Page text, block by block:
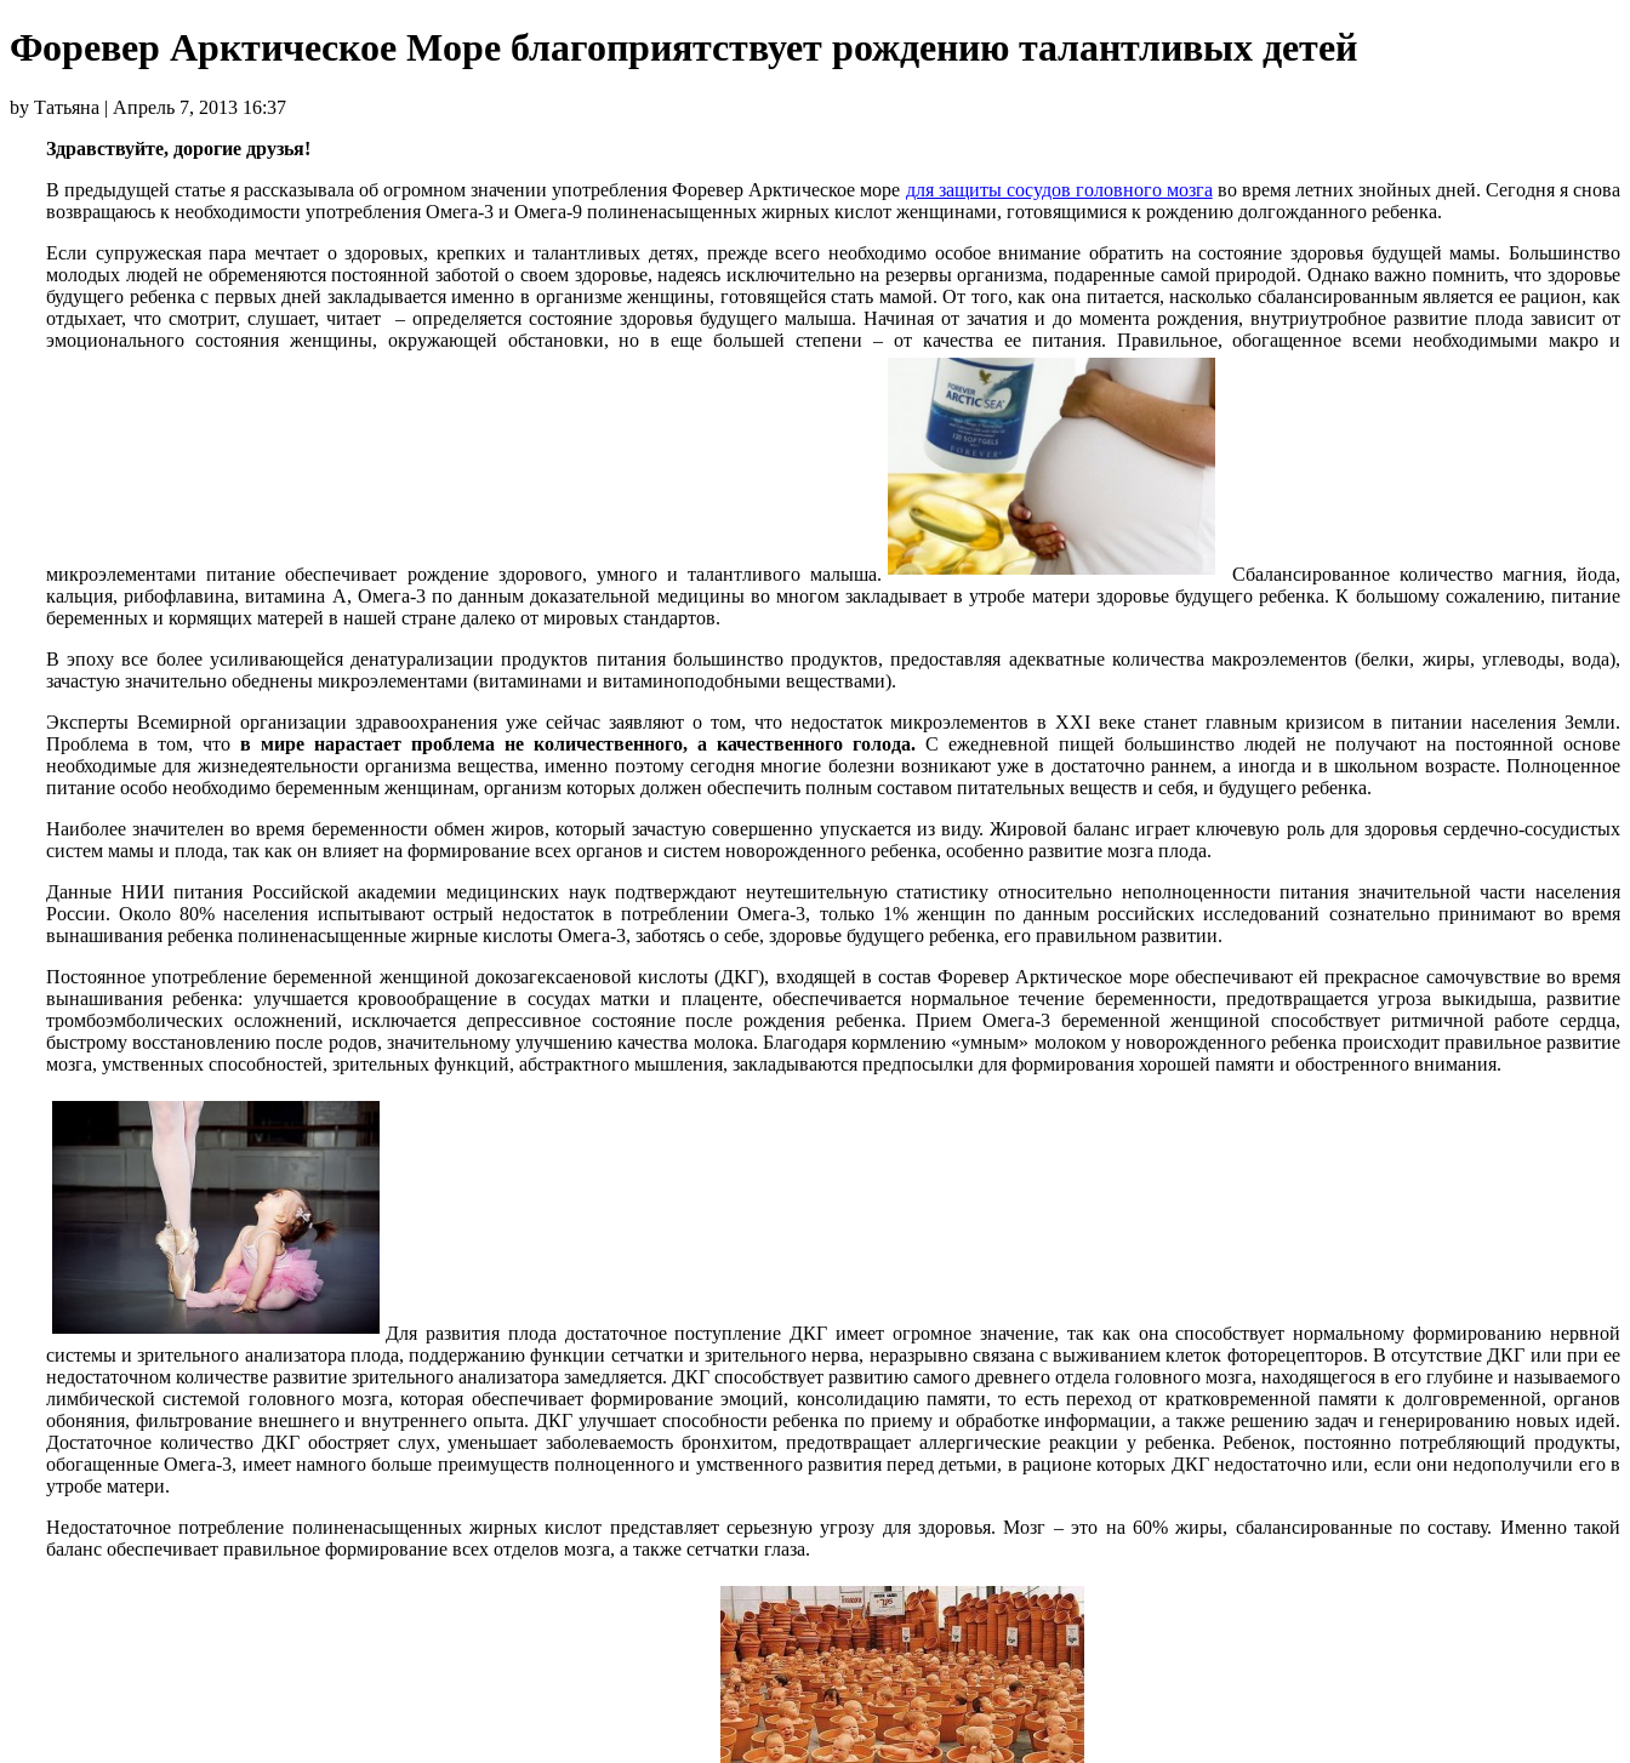
Форевер Арктическое Море благоприятствует рождению талантливых детей
by Татьяна | Апрель 7, 2013 16:37
Здравствуйте, дорогие друзья!
В предыдущей статье я рассказывала об огромном значении употребления Форевер Арктическое море для защиты сосудов головного мозга во время летних знойных дней. Сегодня я снова
возвращаюсь к необходимости употребления Омега-3 и Омега-9 полиненасыщенных жирных кислот женщинами, готовящимися к рождению долгожданного ребенка.
Если супружеская пара мечтает о здоровых, крепких и талантливых детях, прежде всего необходимо особое внимание обратить на состояние здоровья будущей мамы. Большинство
молодых людей не обременяются постоянной заботой о своем здоровье, надеясь исключительно на резервы организма, подаренные самой природой. Однако важно помнить, что здоровье
будущего ребенка с первых дней закладывается именно в организме женщины, готовящейся стать мамой. От того, как она питается, насколько сбалансированным является ее рацион, как
отдыхает, что смотрит, слушает, читает – определяется состояние здоровья будущего малыша. Начиная от зачатия и до момента рождения, внутриутробное развитие плода зависит от
эмоционального состояния женщины, окружающей обстановки, но в еще большей степени – от качества ее питания. Правильное, обогащенное всеми необходимыми макро и
микроэлементами питание обеспечивает рождение здорового, умного и талантливого малыша.
Сбалансированное количество магния, йода,
кальция, рибофлавина, витамина А, Омега-3 по данным доказательной медицины во многом закладывает в утробе матери здоровье будущего ребенка. К большому сожалению, питание
беременных и кормящих матерей в нашей стране далеко от мировых стандартов.
В эпоху все более усиливающейся денатурализации продуктов питания большинство продуктов, предоставляя адекватные количества макроэлементов (белки, жиры, углеводы, вода),
зачастую значительно обеднены микроэлементами (витаминами и витаминоподобными веществами).
Эксперты Всемирной организации здравоохранения уже сейчас заявляют о том, что недостаток микроэлементов в ХХI веке станет главным кризисом в питании населения Земли.
Проблема в том, что в мире нарастает проблема не количественного, а качественного голода. С ежедневной пищей большинство людей не получают на постоянной основе
необходимые для жизнедеятельности организма вещества, именно поэтому сегодня многие болезни возникают уже в достаточно раннем, а иногда и в школьном возрасте. Полноценное
питание особо необходимо беременным женщинам, организм которых должен обеспечить полным составом питательных веществ и себя, и будущего ребенка.
Наиболее значителен во время беременности обмен жиров, который зачастую совершенно упускается из виду. Жировой баланс играет ключевую роль для здоровья сердечно-сосудистых
систем мамы и плода, так как он влияет на формирование всех органов и систем новорожденного ребенка, особенно развитие мозга плода.
Данные НИИ питания Российской академии медицинских наук подтверждают неутешительную статистику относительно неполноценности питания значительной части населения
России. Около 80% населения испытывают острый недостаток в потреблении Омега-3, только 1% женщин по данным российских исследований сознательно принимают во время
вынашивания ребенка полиненасыщенные жирные кислоты Омега-3, заботясь о себе, здоровье будущего ребенка, его правильном развитии.
Постоянное употребление беременной женщиной докозагексаеновой кислоты (ДКГ), входящей в состав Форевер Арктическое море обеспечивают ей прекрасное самочувствие во время
вынашивания ребенка: улучшается кровообращение в сосудах матки и плаценте, обеспечивается нормальное течение беременности, предотвращается угроза выкидыша, развитие
тромбоэмболических осложнений, исключается депрессивное состояние после рождения ребенка. Прием Омега-3 беременной женщиной способствует ритмичной работе сердца,
быстрому восстановлению после родов, значительному улучшению качества молока. Благодаря кормлению «умным» молоком у новорожденного ребенка происходит правильное развитие
мозга, умственных способностей, зрительных функций, абстрактного мышления, закладываются предпосылки для формирования хорошей памяти и обостренного внимания.
Для развития плода достаточное поступление ДКГ имеет огромное значение, так как она способствует нормальному формированию нервной
системы и зрительного анализатора плода, поддержанию функции сетчатки и зрительного нерва, неразрывно связана с выживанием клеток фоторецепторов. В отсутствие ДКГ или при ее
недостаточном количестве развитие зрительного анализатора замедляется. ДКГ способствует развитию самого древнего отдела головного мозга, находящегося в его глубине и называемого
лимбической системой головного мозга, которая обеспечивает формирование эмоций, консолидацию памяти, то есть переход от кратковременной памяти к долговременной, органов
обоняния, фильтрование внешнего и внутреннего опыта. ДКГ улучшает способности ребенка по приему и обработке информации, а также решению задач и генерированию новых идей.
Достаточное количество ДКГ обостряет слух, уменьшает заболеваемость бронхитом, предотвращает аллергические реакции у ребенка. Ребенок, постоянно потребляющий продукты,
обогащенные Омега-3, имеет намного больше преимуществ полноценного и умственного развития перед детьми, в рационе которых ДКГ недостаточно или, если они недополучили его в
утробе матери.
Недостаточное потребление полиненасыщенных жирных кислот представляет серьезную угрозу для здоровья. Мозг – это на 60% жиры, сбалансированные по составу. Именно такой
баланс обеспечивает правильное формирование всех отделов мозга, а также сетчатки глаза.